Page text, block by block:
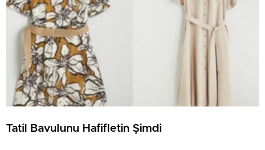
Tatil Bavulunu Hafifletin Şimdi